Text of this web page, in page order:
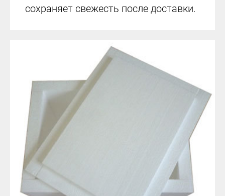
сохраняет свежесть после доставки.